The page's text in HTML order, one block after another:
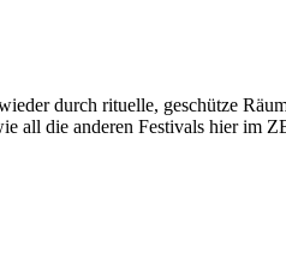
durch rituelle, geschütze
all die anderen Festivals hier im